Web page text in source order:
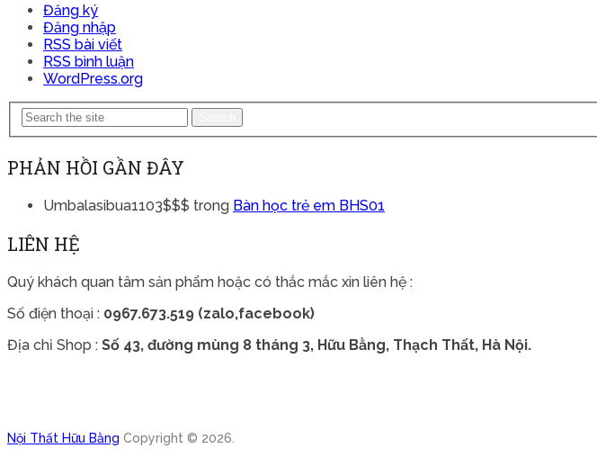
Đăng ký
Đăng nhập
RSS bài viết
RSS bình luận
WordPress.org
PHẢN HỒI GẦN ĐÂY
Umbalasibua1103$$$ trong Bàn học trẻ em BHS01
LIÊN HỆ
Quý khách quan tâm sản phẩm hoặc có thắc mắc xin liên hệ :
Số điện thoại : 0967.673.519 (zalo,facebook)
Địa chỉ Shop : Số 43, đường mùng 8 tháng 3, Hữu Bằng, Thạch Thất, Hà Nội.
Nội Thất Hữu Bằng Copyright © 2026.